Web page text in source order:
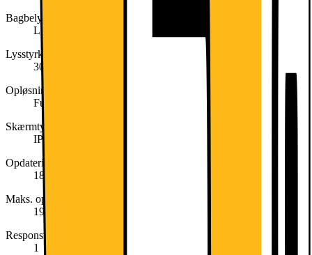
Bagbelyst skærm
LED-bagbelyst
Lysstyrke (Nit)
300
Opløsningsstandard
Full HD (1080p)
Skærmtype
IPS
Opdateringshastighed (Hz)
180
Maks. opløsning
1920x1080
Responstid (ms)
1